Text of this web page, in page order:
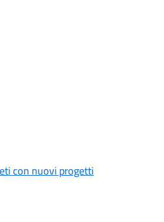
con nuovi progetti